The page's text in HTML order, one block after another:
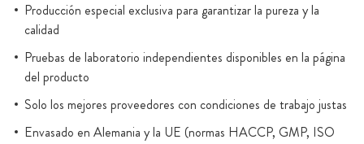
Producción especial exclusiva para garantizar la pureza y la
calidad
Pruebas de laboratorio independientes disponibles en la página
del producto
Solo los mejores proveedores con condiciones de trabajo justas
Envasado en Alemania y la UE (normas HACCP, GMP, ISO